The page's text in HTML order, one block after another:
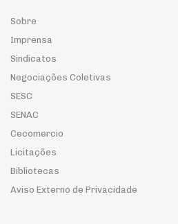
Sobre
Imprensa
Sindicatos
Negociações Coletivas
SESC
SENAC
Cecomercio
Licitações
Bibliotecas
Aviso Externo de Privacidade